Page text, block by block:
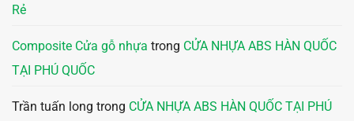
Rẻ
Composite Cửa gỗ nhựa trong CỬA NHỰA ABS HÀN QUỐC
TẠI PHÚ QUỐC
Trần tuấn long trong CỬA NHỰA ABS HÀN QUỐC TẠI PHÚ